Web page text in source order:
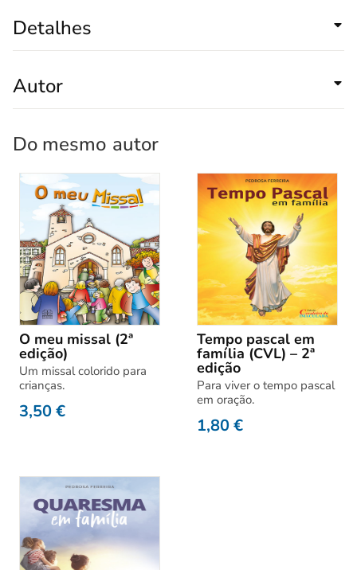
Detalhes
Autor
Do mesmo autor
O meu missal (2ª
edição)
Um missal colorido para
crianças.
3,50€
Tempo pascal em
família (CVL) – 2ª
edição
Para viver o tempo pascal
em oração.
1,80€